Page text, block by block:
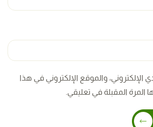
الإلكتروني، والموقع الإلكتروني في هذا
المرة المقبلة في تعليقي.